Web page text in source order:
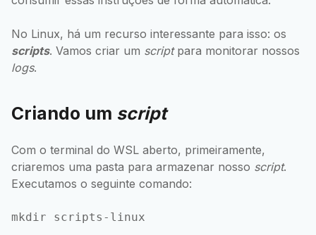
No Linux, há um recurso interessante para isso: os
scripts. Vamos criar um scriptpara monitorar nossos
logs.
Criando um script
Com o terminal do WSL aberto, primeiramente,
criaremos uma pasta para armazenar nosso script.
Executamos o seguinte comando: